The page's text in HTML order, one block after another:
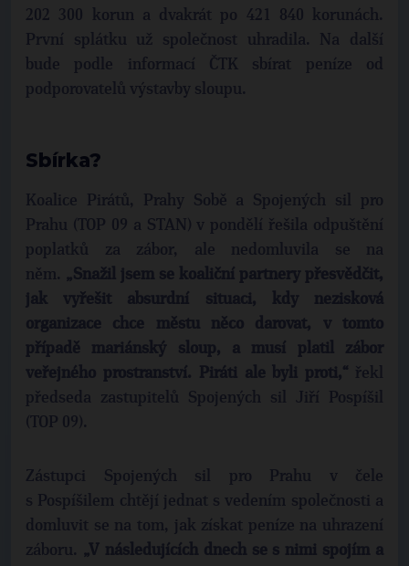
202 300 korun a dvakrát po 421 840 korunách.
První splátku už společnost uhradila. Na další
bude podle informací ČTK sbírat peníze od
podporovatelů výstavby sloupu.
Sbírka?
Koalice Pirátů, Prahy Sobě a Spojených sil pro
Prahu (TOP 09 a STAN) v pondělí řešila odpuštění
poplatků za zábor, ale nedomluvila se na
něm. „Snažil jsem se koaliční partnery přesvědčit,
jak vyřešit absurdní situaci, kdy nezisková
organizace chce městu něco darovat, v tomto
případě mariánský sloup, a musí platil zábor
veřejného prostranství. Piráti ale byli proti,“ řekl
předseda zastupitelů Spojených sil Jiří Pospíšil
(TOP 09).
Zástupci Spojených sil pro Prahu v čele
s Pospíšilem chtějí jednat s vedením společnosti a
domluvit se na tom, jak získat peníze na uhrazení
záboru. „V následujících dnech se s nimi spojím a